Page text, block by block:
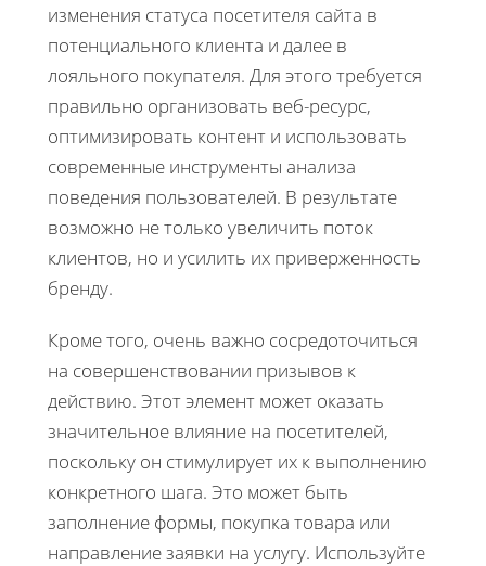
изменения статуса посетителя сайта в
потенциального клиента и далее в
лояльного покупателя. Для этого требуется
правильно организовать веб-ресурс,
оптимизировать контент и использовать
современные инструменты анализа
поведения пользователей. В результате
возможно не только увеличить поток
клиентов, но и усилить их приверженность
бренду.
Кроме того, очень важно сосредоточиться
на совершенствовании призывов к
действию. Этот элемент может оказать
значительное влияние на посетителей,
поскольку он стимулирует их к выполнению
конкретного шага. Это может быть
заполнение формы, покупка товара или
направление заявки на услугу. Используйте